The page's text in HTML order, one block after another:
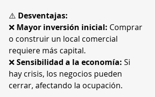
⚠️ Desventajas:
❌ Mayor inversión inicial: Comprar
o construir un local comercial
requiere más capital.
❌ Sensibilidad a la economía: Si
hay crisis, los negocios pueden
cerrar, afectando la ocupación.